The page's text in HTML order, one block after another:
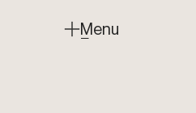
Menu